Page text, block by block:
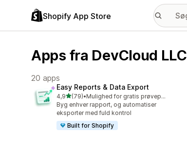
Shopify App Store
Apps fra DevCloud LLC
20 apps
Easy Reports & Data Export
4,9ud af 5 stjerner
(79)
79 anmeldelser i alt
•
Mulighed for gratis prøveperiode
Byg enhver rapport, og automatiser
eksporter med fuld kontrol
Built for Shopify